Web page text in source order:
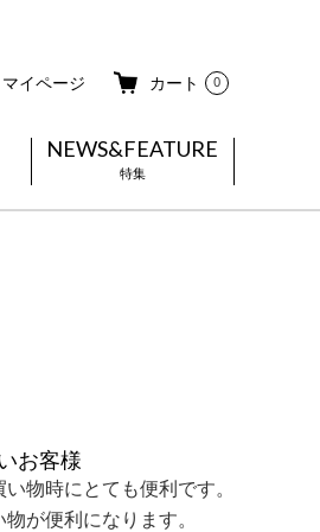
マイページ カート 0
NEWS&FEATURE
特集
お客様
物時にとても便利です。
が便利になります。